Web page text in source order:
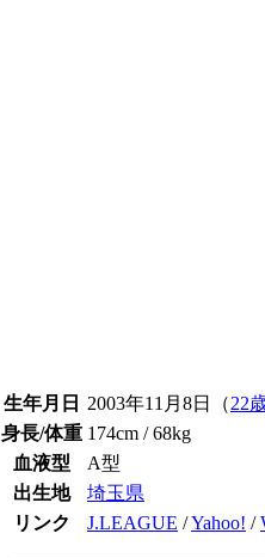
生年月日 2003年11月8日（22
身長/体重 174cm / 68kg
血液型
A型
出生地
埼玉県
リンク
J.LEAGUE /Yahoo! /